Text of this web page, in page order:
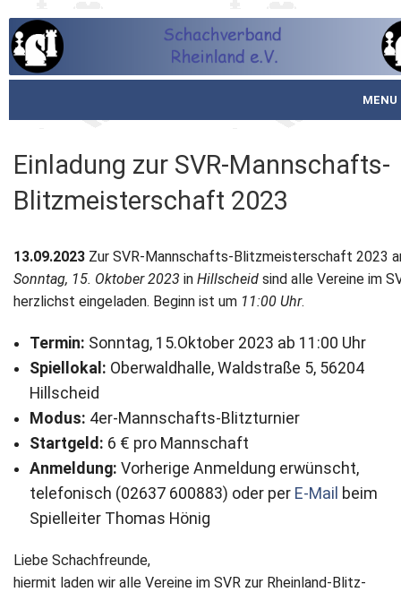
MENU
Schachjugend
Meistertafel
Fotos
Service
Newsletter
Kontakt
Impressum
Datenschutz
Einladung zur SVR-Mannschafts-
Blitzmeisterschaft 2023
13.09.2023 Zur SVR-Mannschafts-Blitzmeisterschaft 2023
Sonntag, 15. Oktober 2023 in Hillscheid sind alle Vereine im
herzlichst eingeladen. Beginn ist um 11:00 Uhr.
Termin: Sonntag, 15.Oktober 2023 ab 11:00 Uhr
Spiellokal: Oberwaldhalle, Waldstraße 5, 56204
Hillscheid
Modus: 4er-Mannschafts-Blitzturnier
Startgeld: 6 € pro Mannschaft
Anmeldung: Vorherige Anmeldung erwünscht,
telefonisch (02637 600883) oder per E-Mail beim
Spielleiter Thomas Hönig
Liebe Schachfreunde,
hiermit laden wir alle Vereine im SVR zur Rheinland-Blitz-